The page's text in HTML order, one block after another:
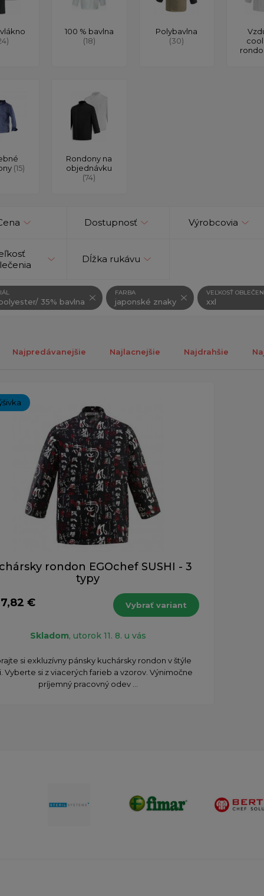
100 % bavlna
(18)
Polybavlna
(30)
(15)
Rondony na
objednávku
(74)
Dostupnosť Výrobcovia
Dĺžka rukávu
35% bavlna
FARBA
japonské znaky
VEĽKOSŤ
xxl
Najpredávanejšie Najlacnejšie Najdrahšie
rondon EGOchef SUSHI - 3
typy
€
Vybrať variant
Skladom, utorok 11. 8. u vás
si exkluzívny pánsky kuchársky rondon v štýle
Vyberte si z viacerých farieb a vzorov. Výnimočne
príjemný pracovný odev ...